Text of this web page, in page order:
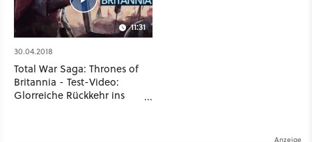
11:31
30.04.2018
Total War Saga: Thrones of
Britannia - Test-Video:
Glorreiche Rückkehr ins